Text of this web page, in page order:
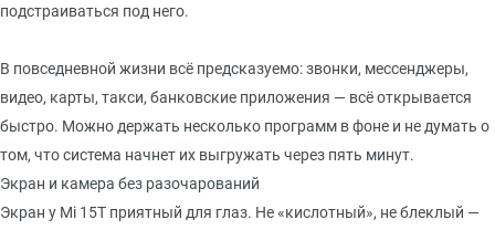
подстраиваться под него.
В повседневной жизни всё предсказуемо: звонки, мессенджеры,
видео, карты, такси, банковские приложения — всё открывается
быстро. Можно держать несколько программ в фоне и не думать о
том, что система начнет их выгружать через пять минут.
Экран и камера без разочарований
Экран у Mi 15T приятный для глаз. Не «кислотный», не блеклый —